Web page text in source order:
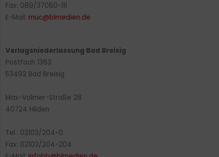
Fax: 089/37060-111
E-Mail: muc@blmedien.de
Verlagsniederlassung Bad Breisig
Postfach 1363
53492 Bad Breisig
Max-Volmer-Straße 28
40724 Hilden
Tel.: 02103/204-0
Fax: 02103/204-204